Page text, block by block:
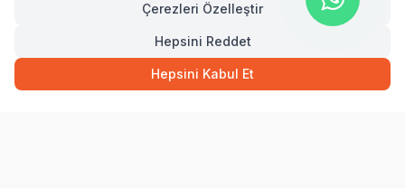
Sıkça Sorulan Sorular
Ovacık Mah. Hacıoğlu Sok. No:13 Başiskele / KOCAELİ
Müşteri Destek Hattı
Çerezleri Özelleştir
Hepsini Reddet
Hepsini Kabul Et